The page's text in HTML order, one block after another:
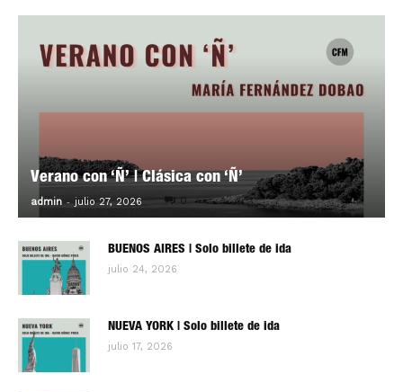
Verano con ‘Ñ’ | Clásica con ‘Ñ’
admin - julio 27, 2026 0
BUENOS AIRES | Solo billete de ida
julio 24, 2026
NUEVA YORK | Solo billete de ida
julio 17, 2026